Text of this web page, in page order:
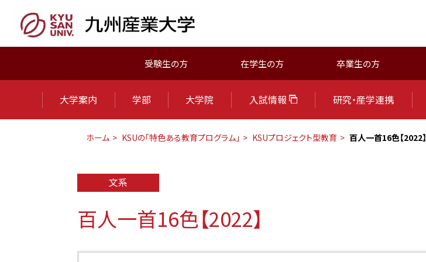
受験生の方 在学生の方 卒業生の方
大学案内 学部 大学院 入試情報 研究・産学連携
ホーム KSUの「特色ある教育プログラム」 KSUプロジェクト型教育 百人一首16色【2022】
文系
百人一首16色【2022】